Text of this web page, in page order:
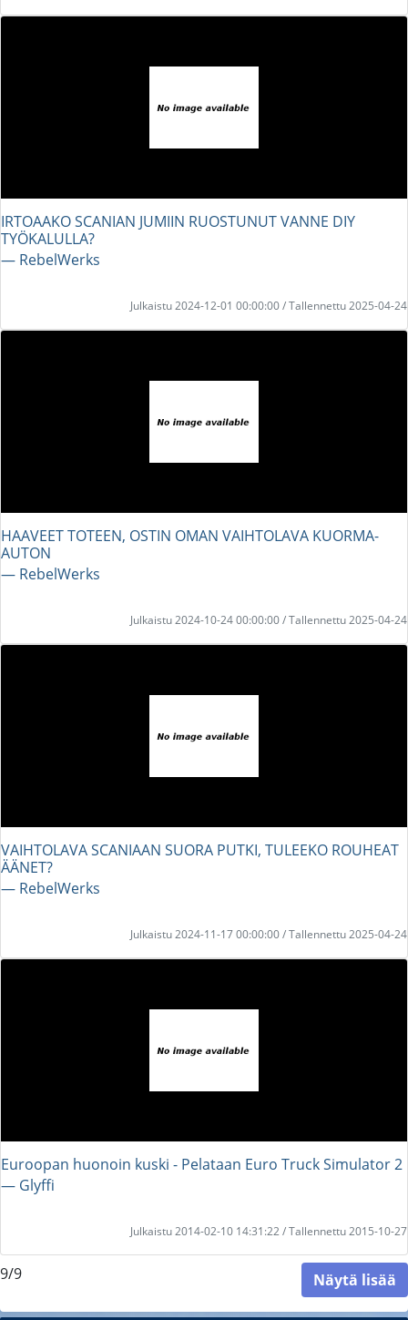
IRTOAAKO SCANIAN JUMIIN RUOSTUNUT VANNE DIY
TYÖKALULLA?
― RebelWerks
Julkaistu 2024-12-01 00:00:00 / Tallennettu 2025-04-24
HAAVEET TOTEEN, OSTIN OMAN VAIHTOLAVA KUORMA-
AUTON
― RebelWerks
Julkaistu 2024-10-24 00:00:00 / Tallennettu 2025-04-24
VAIHTOLAVA SCANIAAN SUORA PUTKI, TULEEKO ROUHEAT
ÄÄNET?
― RebelWerks
Julkaistu 2024-11-17 00:00:00 / Tallennettu 2025-04-24
Euroopan huonoin kuski - Pelataan Euro Truck Simulator 2
― Glyffi
Julkaistu 2014-02-10 14:31:22 / Tallennettu 2015-10-27
9/9 Näytä lisää